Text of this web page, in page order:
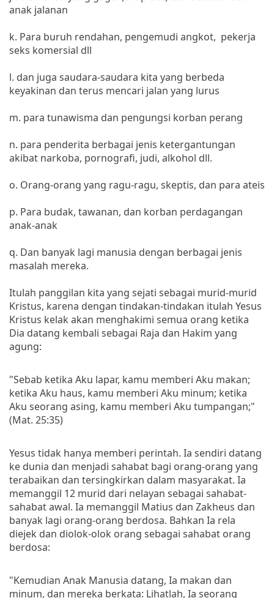
anak jalanan
k. Para buruh rendahan, pengemudi angkot, pekerja
seks komersial dll
l. dan juga saudara-saudara kita yang berbeda
keyakinan dan terus mencari jalan yang lurus
m. para tunawisma dan pengungsi korban perang
n. para penderita berbagai jenis ketergantungan
akibat narkoba, pornografi, judi, alkohol dll.
o. Orang-orang yang ragu-ragu, skeptis, dan para ateis
p. Para budak, tawanan, dan korban perdagangan
anak-anak
q. Dan banyak lagi manusia dengan berbagai jenis
masalah mereka.
Itulah panggilan kita yang sejati sebagai murid-murid
Kristus, karena dengan tindakan-tindakan itulah Yesus
Kristus kelak akan menghakimi semua orang ketika
Dia datang kembali sebagai Raja dan Hakim yang
agung:
"Sebab ketika Aku lapar, kamu memberi Aku makan;
ketika Aku haus, kamu memberi Aku minum; ketika
Aku seorang asing, kamu memberi Aku tumpangan;"
(Mat. 25:35)
Yesus tidak hanya memberi perintah. Ia sendiri datang
ke dunia dan menjadi sahabat bagi orang-orang yang
terabaikan dan tersingkirkan dalam masyarakat. Ia
memanggil 12 murid dari nelayan sebagai sahabat-
sahabat awal. Ia memanggil Matius dan Zakheus dan
banyak lagi orang-orang berdosa. Bahkan Ia rela
diejek dan diolok-olok orang sebagai sahabat orang
berdosa:
"Kemudian Anak Manusia datang, Ia makan dan
minum, dan mereka berkata: Lihatlah, Ia seorang